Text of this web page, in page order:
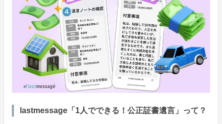
lastmessage「1人でできる！公正証書遺言」って？